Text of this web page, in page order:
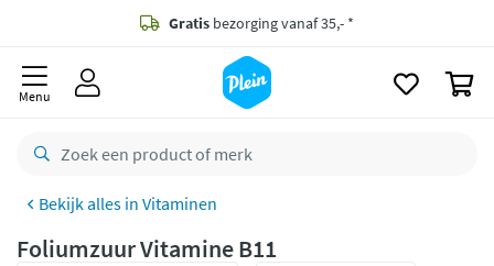
Gratis bezorging vanaf 35,- *
besteld,
retourneren
CO2 neutraal
Betaal met Klarna
Menu
Vitaminen
Foliumzuur Vitamine B11